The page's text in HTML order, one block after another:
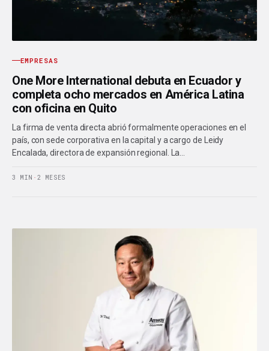
EMPRESAS
One More International debuta en Ecuador y
completa ocho mercados en América Latina
con oficina en Quito
La firma de venta directa abrió formalmente operaciones en el
país, con sede corporativa en la capital y a cargo de Leidy
Encalada, directora de expansión regional. La…
3 MIN · 2 MESES